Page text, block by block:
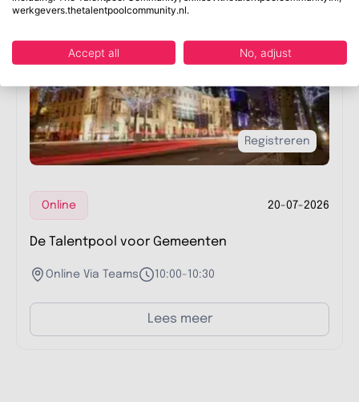
Registreren
Online 20-07-2026
De Talentpool voor Gemeenten
Online Via Teams 10:00-10:30
Lees meer
werkgevers.thetalentpoolcommunity.nl.
Accept all No, adjust